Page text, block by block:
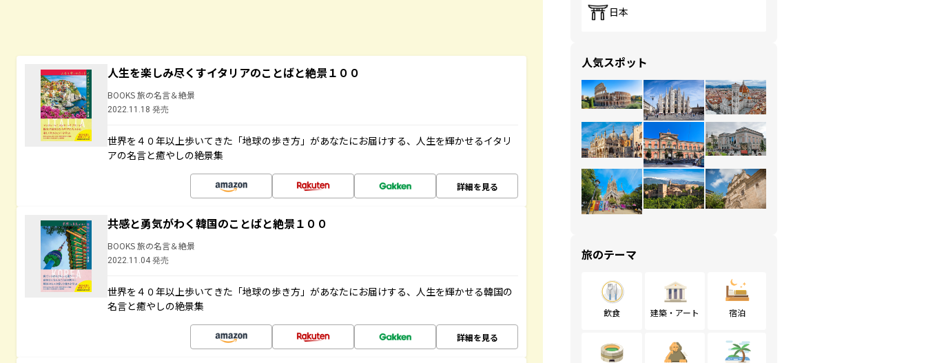
人生を楽しみ尽くすイタリアのことばと絶景１００
BOOKS 旅の名言＆絶景
2022.11.18 発売
世界を４０年以上歩いてきた「地球の歩き方」があなたにお届けする、人生を輝かせるイタリ
アの名言と癒やしの絶景集
詳細を見る
共感と勇気がわく韓国のことばと絶景１００
BOOKS 旅の名言＆絶景
2022.11.04 発売
世界を４０年以上歩いてきた「地球の歩き方」があなたにお届けする、人生を輝かせる韓国の
名言と癒やしの絶景集
詳細を見る
日本
人気スポット
旅のテーマ
飲食 建築・アート 宿泊